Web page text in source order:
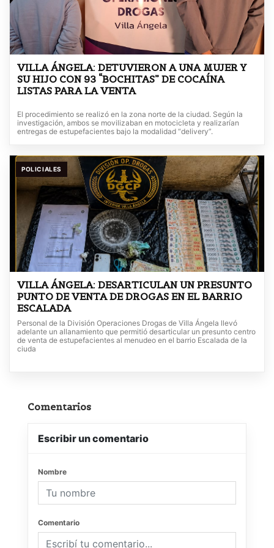
VILLA ÁNGELA: DETUVIERON A UNA MUJER Y
SU HIJO CON 93 “BOCHITAS” DE COCAÍNA
LISTAS PARA LA VENTA
El procedimiento se realizó en la zona norte de la ciudad. Según la
investigación, ambos se movilizaban en motocicleta y realizarían
entregas de estupefacientes bajo la modalidad “delivery”.
POLICIALES
VILLA ÁNGELA: DESARTICULAN UN PRESUNTO
PUNTO DE VENTA DE DROGAS EN EL BARRIO
ESCALADA
Personal de la División Operaciones Drogas de Villa Ángela llevó
adelante un allanamiento que permitió desarticular un presunto centro
de venta de estupefacientes al menudeo en el barrio Escalada de la
ciuda
Comentarios
Escribir un comentario
Nombre
Comentario